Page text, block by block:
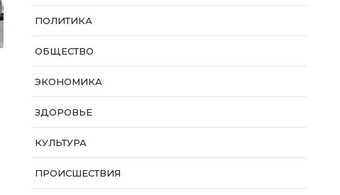
ПОЛИТИКА
ОБЩЕСТВО
ЭКОНОМИКА
ЗДОРОВЬЕ
КУЛЬТУРА
ПРОИСШЕСТВИЯ